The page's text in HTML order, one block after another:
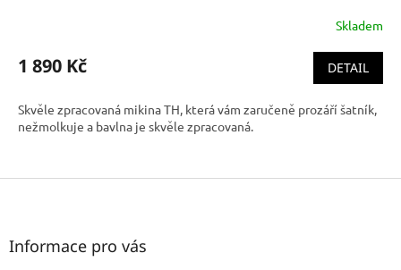
Skladem
1 890 Kč DETAIL
Skvěle zpracovaná mikina TH, která vám zaručeně prozáří šatník,
nežmolkuje a bavlna je skvěle zpracovaná.
Z
Informace pro vás